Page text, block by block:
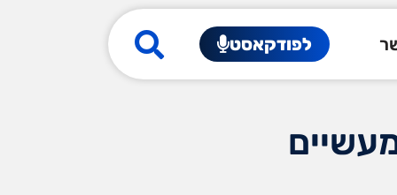
לפודקאסט